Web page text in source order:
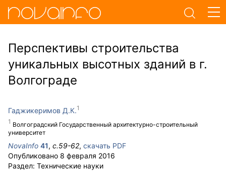
Перспективы строительства
уникальных высотных зданий в г.
Волгограде
Гаджикеримов Д.К.
Волгоградский Государственный архитектурно-строительный
университет
NovaInfo 41, с.59-62, скачать PDF
Опубликовано 8 февраля 2016
Раздел: Технические науки